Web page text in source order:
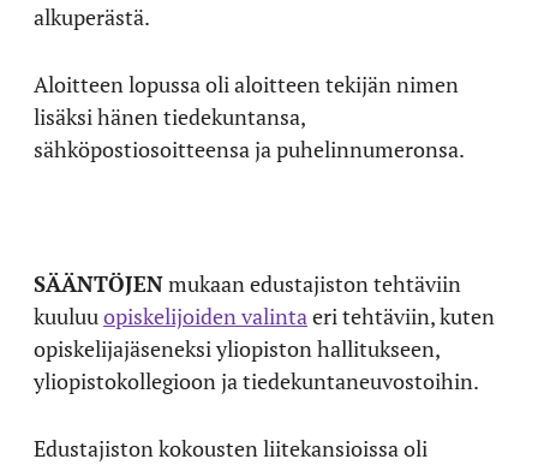
alkuperästä.
Aloitteen lopussa oli aloitteen tekijän nimen
lisäksi hänen tiedekuntansa,
sähköpostiosoitteensa ja puhelinnumeronsa.
SÄÄNTÖJENmukaan edustajiston tehtäviin
kuuluuopiskelijoiden valintaeri tehtäviin, kuten
opiskelijajäseneksi yliopiston hallitukseen,
yliopistokollegioon ja tiedekuntaneuvostoihin.
Edustajiston kokousten liitekansioissa oli